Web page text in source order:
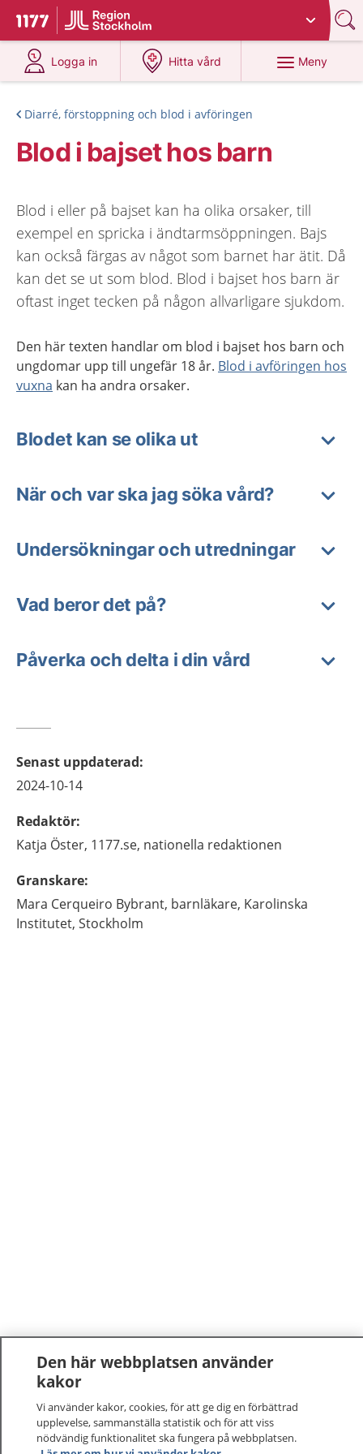
Till startsidan för 1177
Du har valt region
Logga in
på 1177.se
Hitta vård
på 1177.se
Meny
Diarré, förstoppning och blod i avföringen
Blod i bajset hos barn
Blod i eller på bajset kan ha olika orsaker, till
exempel en spricka i ändtarmsöppningen. Bajs
kan också färgas av något som barnet har ätit. Då
kan det se ut som blod. Blod i bajset hos barn är
oftast inget tecken på någon allvarligare sjukdom.
Den här texten handlar om blod i bajset hos barn och
ungdomar upp till ungefär 18 år. Blod i avföringen hos
vuxna kan ha andra orsaker.
Blodet kan se olika ut
När och var ska jag söka vård?
Undersökningar och utredningar
Vad beror det på?
Påverka och delta i din vård
Senast uppdaterad:
2024-10-14
Redaktör:
Katja Öster, 1177.se, nationella redaktionen
Granskare:
Mara Cerqueiro Bybrant, barnläkare, Karolinska
Institutet, Stockholm
1177–tryggt om din hälsa och vård
Den här webbplatsen använder
kakor
Vi använder kakor, cookies, för att ge dig en förbättrad
upplevelse, sammanställa statistik och för att viss
nödvändig funktionalitet ska fungera på webbplatsen.